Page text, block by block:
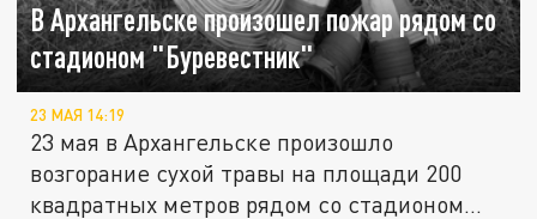
В Архангельске произошел пожар рядом со
стадионом "Буревестник"
23 МАЯ 14:19
23 мая в Архангельске произошло
возгорание сухой травы на площади 200
квадратных метров рядом со стадионом...